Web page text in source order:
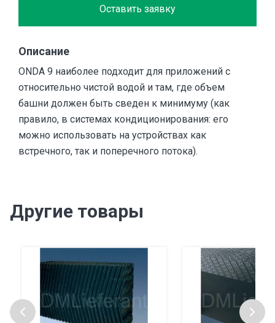
Оставить заявку
Описание
ONDA 9 наиболее подходит для приложений с
относительно чистой водой и там, где объем
башни должен быть сведен к минимуму (как
правило, в системах кондиционирования: его
можно использовать на устройствах как
встречного, так и поперечного потока).
Другие товары